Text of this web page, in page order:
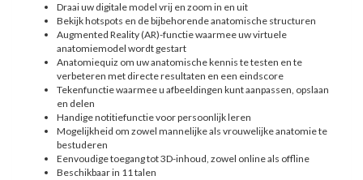
Draai uw digitale model vrij en zoom in en uit
Bekijk hotspots en de bijbehorende anatomische structuren
Augmented Reality (AR)-functie waarmee uw virtuele
anatomiemodel wordt gestart
Anatomiequiz om uw anatomische kennis te testen en te
verbeteren met directe resultaten en een eindscore
Tekenfunctie waarmee u afbeeldingen kunt aanpassen, opslaan
en delen
Handige notitiefunctie voor persoonlijk leren
Mogelijkheid om zowel mannelijke als vrouwelijke anatomie te
bestuderen
Eenvoudige toegang tot 3D-inhoud, zowel online als offline
Beschikbaar in 11 talen